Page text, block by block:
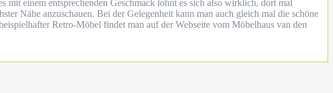
mit einem entsprechenden Geschmack lohnt es sich also wirklich, dort mal
Nähe anzuschauen. Bei der Gelegenheit kann man auch gleich mal die schöne
Retro-Möbel findet man auf der Webseite vom Möbelhaus van den